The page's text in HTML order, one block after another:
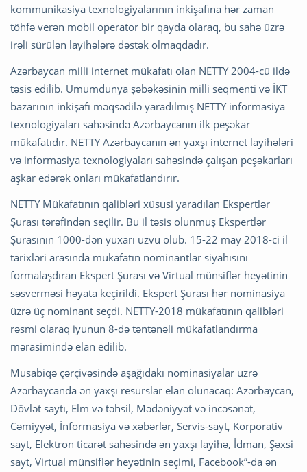
kommunikasiya texnologiyalarının inkişafına hər zaman
töhfə verən mobil operator bir qayda olaraq, bu sahə üzrə
irəli sürülən layihələrə dəstək olmaqdadır.
Azərbaycan milli internet mükafatı olan NETTY 2004-cü ildə
təsis edilib. Ümumdünya şəbəkəsinin milli seqmenti və İKT
bazarının inkişafı məqsədilə yaradılmış NETTY informasiya
texnologiyaları sahəsində Azərbaycanın ilk peşəkar
mükafatıdır. NETTY Azərbaycanın ən yaxşı internet layihələri
və informasiya texnologiyaları sahəsində çalışan peşəkarları
aşkar edərək onları mükafatlandırır.
NETTY Mükafatının qalibləri xüsusi yaradılan Ekspertlər
Şurası tərəfindən seçilir. Bu il təsis olunmuş Ekspertlər
Şurasının 1000-dən yuxarı üzvü olub. 15-22 may 2018-ci il
tarixləri arasında mükafatın nominantlar siyahısını
formalaşdıran Ekspert Şurası və Virtual münsiflər heyətinin
səsverməsi həyata keçirildi. Ekspert Şurası hər nominasiya
üzrə üç nominant seçdi. NETTY-2018 mükafatının qalibləri
rəsmi olaraq iyunun 8-də təntənəli mükafatlandırma
mərasimində elan edilib.
Müsabiqə çərçivəsində aşağıdakı nominasiyalar üzrə
Azərbaycanda ən yaxşı resurslar elan olunacaq: Azərbaycan,
Dövlət saytı, Elm və təhsil, Mədəniyyət və incəsənət,
Cəmiyyət, İnformasiya və xəbərlər, Servis-sayt, Korporativ
sayt, Elektron ticarət sahəsində ən yaxşı layihə, İdman, Şəxsi
sayt, Virtual münsiflər heyətinin seçimi, Facebook”-da ən